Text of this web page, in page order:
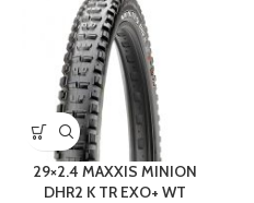
29×2.4 MAXXIS MINION
DHR2 K TR EXO+ WT